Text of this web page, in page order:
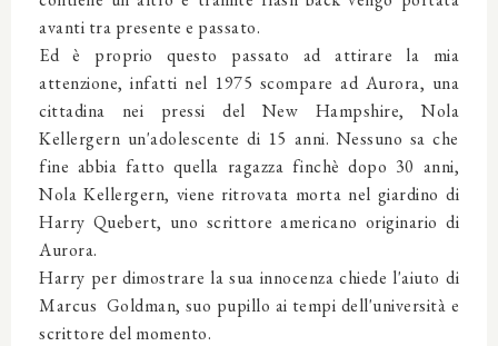
avanti tra presente e passato.
Ed è proprio questo passato ad attirare la mia
attenzione, infatti nel 1975 scompare ad Aurora, una
cittadina nei pressi del New Hampshire, Nola
Kellergern un'adolescente di 15 anni. Nessuno sa che
fine abbia fatto quella ragazza finchè dopo 30 anni,
Nola Kellergern, viene ritrovata morta nel giardino di
Harry Quebert, uno scrittore americano originario di
Aurora.
Harry per dimostrare la sua innocenza chiede l'aiuto di
Marcus Goldman, suo pupillo ai tempi dell'università e
scrittore del momento.